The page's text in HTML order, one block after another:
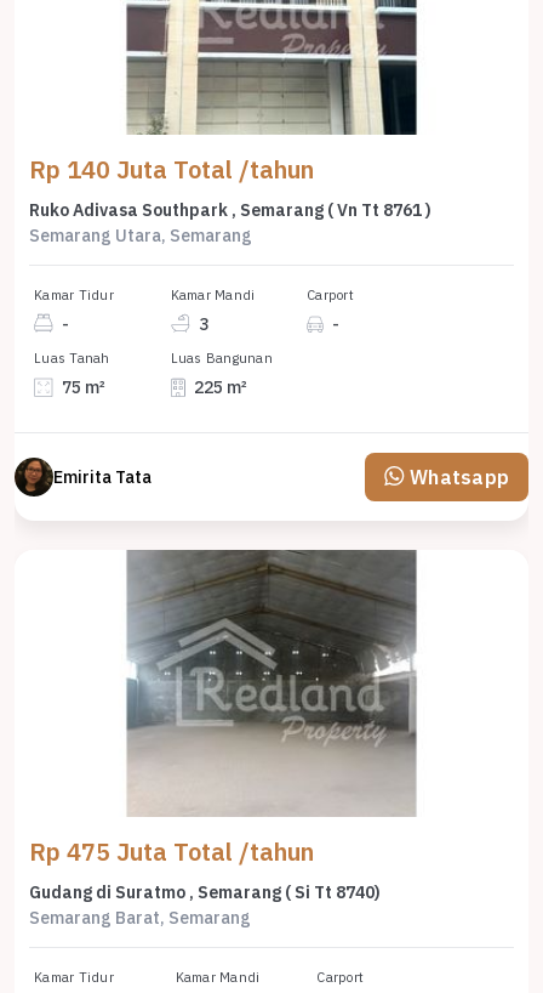
Rp 140 Juta Total /tahun
Ruko Adivasa Southpark , Semarang ( Vn Tt 8761 )
Semarang Utara, Semarang
Kamar Tidur
-
Kamar Mandi
3
Carport
-
Luas Tanah
75 m²
Luas Bangunan
225 m²
Emirita Tata Whatsapp
Rp 475 Juta Total /tahun
Gudang di Suratmo , Semarang ( Si Tt 8740)
Semarang Barat, Semarang
Kamar Tidur Kamar Mandi Carport